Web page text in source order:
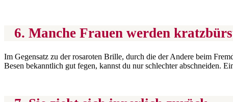
6. Manche Frauen werden
Im Gegensatz zu der rosaroten Brille, durch die der Andere beim
Besen bekanntlich gut fegen, kannst du nur schlechter abschneiden.